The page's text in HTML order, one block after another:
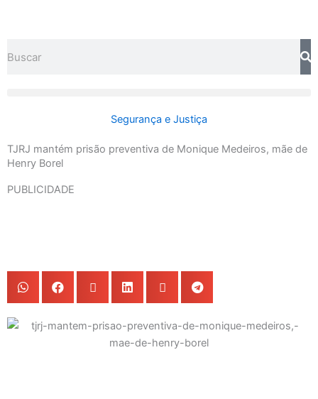
conteúdo
Segurança e Justiça
TJRJ mantém prisão preventiva de Monique Medeiros, mãe de
Henry Borel
PUBLICIDADE